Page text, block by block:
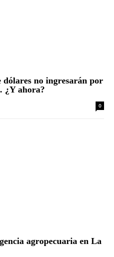
no ingresarán por
¿Y ahora?
0
agropecuaria en La